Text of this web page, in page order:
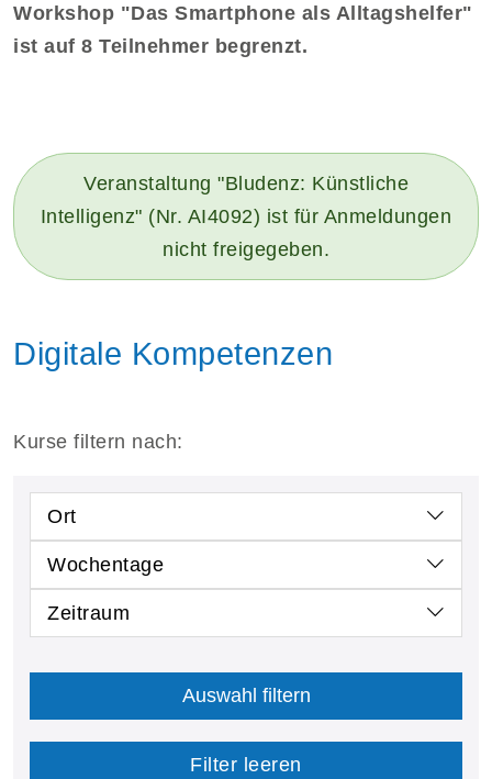
Workshop "Das Smartphone als Alltagshelfer"
ist auf 8 Teilnehmer begrenzt.
Veranstaltung "Bludenz: Künstliche
Intelligenz" (Nr. AI4092) ist für Anmeldungen
nicht freigegeben.
Digitale Kompetenzen
Kurse filtern nach:
Ort
Wochentage
Zeitraum
Auswahl filtern
Filter leeren